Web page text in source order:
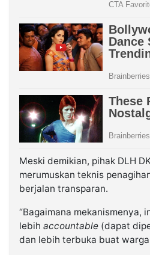
Meski demikian, pihak DLH
merumuskan teknis
berjalan transparan.
“Bagaimana mekanismenya,
lebih accountable (dapat
dan lebih terbuka buat